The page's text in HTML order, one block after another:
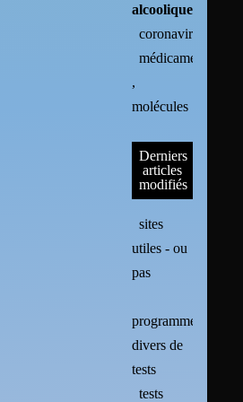
alcoolique
coronavirus
médicaments
,
molécules
Derniers
articles
modifiés
sites
utiles - ou
pas
programmes
divers de
tests
tests